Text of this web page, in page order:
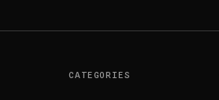
CATEGORIES